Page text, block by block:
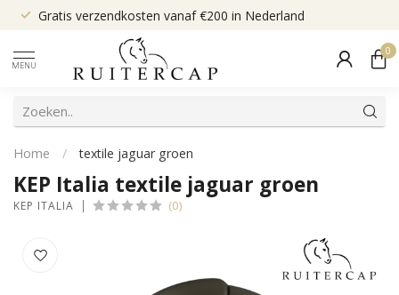
Gratis verzendkosten vanaf €200 in Nederland
MENU
0
Home / textile jaguar groen
KEP Italia textile jaguar groen
KEP ITALIA (0)